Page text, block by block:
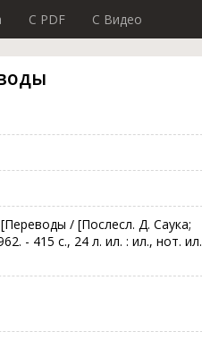
C PDF C Видео
/ [Послесл. Д. Саука;
- 415 с., 24 л. ил. : ил., нот. ил.